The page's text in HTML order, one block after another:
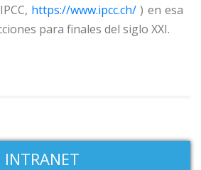
https://www.ipcc.ch/ ) en esa
para finales del siglo XXI.
INTRANET